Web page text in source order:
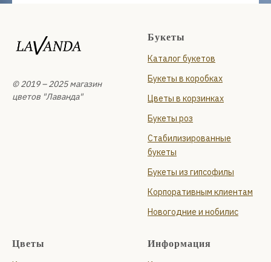
проспект Сизова, 14
Ежедневно с 09:00 до 22:00
+7 (931) 210-10-24
Планерная улица, 87 к1, стр. 1
Ежедневно с 09:00 до 22:00
© 2019 – 2025 магазин
цветов "Лаванда"
Букеты
Каталог букетов
Букеты в коробках
Цветы в корзинках
Букеты роз
Стабилизированные
букеты
Букеты из гипсофилы
Корпоративным клиентам
Новогодние и нобилис
Цветы Информация